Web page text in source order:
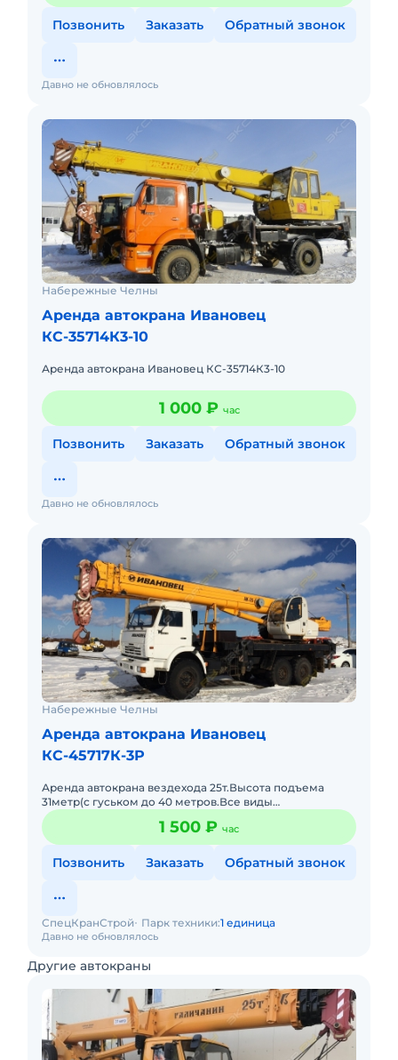
Позвонить Заказать Обратный звонок
Давно не обновлялось
Набережные Челны
Аренда автокрана Ивановец
КС-35714К3-10
Аренда автокрана Ивановец КС-35714К3-10
1 000 ₽ час
Позвонить Заказать Обратный звонок
Давно не обновлялось
Набережные Челны
Аренда автокрана Ивановец
КС-45717К-3Р
Аренда автокрана вездехода 25т.Высота подъема
31метр(с гуськом до 40 метров.Все виды
грузоподъемных работ.Полный пакет документов
Ростехнадзора.Наличный,безнали
1 500 ₽ час
Позвонить Заказать Обратный звонок
Давно не обновлялось
СпецКранСтрой Парк техники:1 единица
Другие автокраны